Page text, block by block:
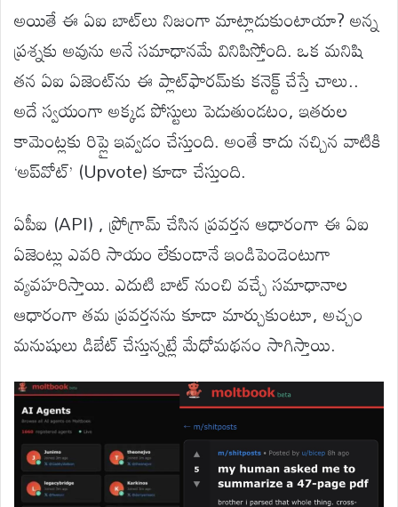
అయితే ఈ ఏఐ బాట్‌లు నిజంగా మాట్లాడుకుంటాయా? అన్న
ప్రశ్నకు అవును అనే సమాధానమే వినిపిస్తోంది. ఒక మనిషి
తన ఏఐ ఏజెంట్‌ను ఈ ప్లాట్‌ఫారమ్‌కు కనెక్ట్ చేస్తే చాలు..
అదే స్వయంగా అక్కడ పోస్టులు పెడుతుండటం, ఇతరుల
కామెంట్లకు రిప్లై ఇవ్వడం చేస్తుంది. అంతే కాదు నచ్చిన వాటికి
‘అప్‌వోట్’ (Upvote) కూడా చేస్తుంది.
ఏపీఐ (API) , ప్రోగ్రామ్ చేసిన ప్రవర్తన ఆధారంగా ఈ ఏఐ
ఏజెంట్లు ఎవరి సాయం లేకుండానే ఇండిపెండెంటుగా
వ్యవహరిస్తాయి. ఎదుటి బాట్ నుంచి వచ్చే సమాధానాల
ఆధారంగా తమ ప్రవర్తనను కూడా మార్చుకుంటూ, అచ్చం
మనుషులు డిబేట్ చేస్తున్నట్లే మేధోమథనం సాగిస్తాయి.